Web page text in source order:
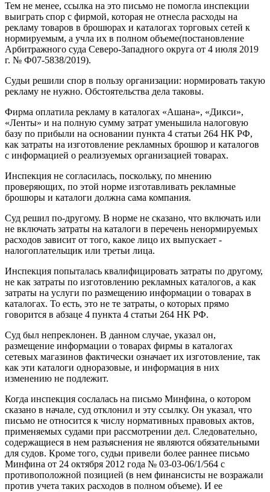
Тем не менее, ссылка на это письмо не помогла инспекции
выиграть спор с фирмой, которая не отнесла расходы на
рекламу товаров в брошюрах и каталогах торговых сетей к
нормируемым, а учла их в полном объеме(постановление
Арбитражного суда Северо-Западного округа от 4 июля 2019
г. № Ф07-5838/2019).
Судьи решили спор в пользу организации: нормировать такую
рекламу не нужно. Обстоятельства дела таковы.
Фирма оплатила рекламу в каталогах «Ашана», «Дикси»,
«Ленты» и на полную сумму затрат уменьшила налоговую
базу по прибыли на основании пункта 4 статьи 264 НК РФ,
как затраты на изготовление рекламных брошюр и каталогов
с информацией о реализуемых организацией товарах.
Инспекция не согласилась, поскольку, по мнению
проверяющих, по этой норме изготавливать рекламные
брошюры и каталоги должна сама компания.
Суд решил по-другому. В норме не сказано, что включать или
не включать затраты на каталоги в перечень ненормируемых
расходов зависит от того, какое лицо их выпускает -
налогоплательщик или третьи лица.
Инспекция попыталась квалифицировать затраты по другому,
не как затраты по изготовлению рекламных каталогов, а как
затраты на услуги по размещению информации о товарах в
каталогах. То есть, это не те затраты, о которых прямо
говорится в абзаце 4 пункта 4 статьи 264 НК РФ.
Суд был непреклонен. В данном случае, указал он,
размещение информации о товарах фирмы в каталогах
сетевых магазинов фактически означает их изготовление, так
как эти каталоги одноразовые, и информация в них
изменению не подлежит.
Когда инспекция сослалась на письмо Минфина, о котором
сказано в начале, суд отклонил и эту ссылку. Он указал, что
письмо не относится к числу нормативных правовых актов,
применяемых судами при рассмотрении дел. Следовательно,
содержащиеся в нем разъяснения не являются обязательными
для судов. Кроме того, судьи привели более раннее письмо
Минфина от 24 октября 2012 года № 03-03-06/1/564 с
противоположной позицией (в нем финансисты не возражали
против учета таких расходов в полном объеме). И ее